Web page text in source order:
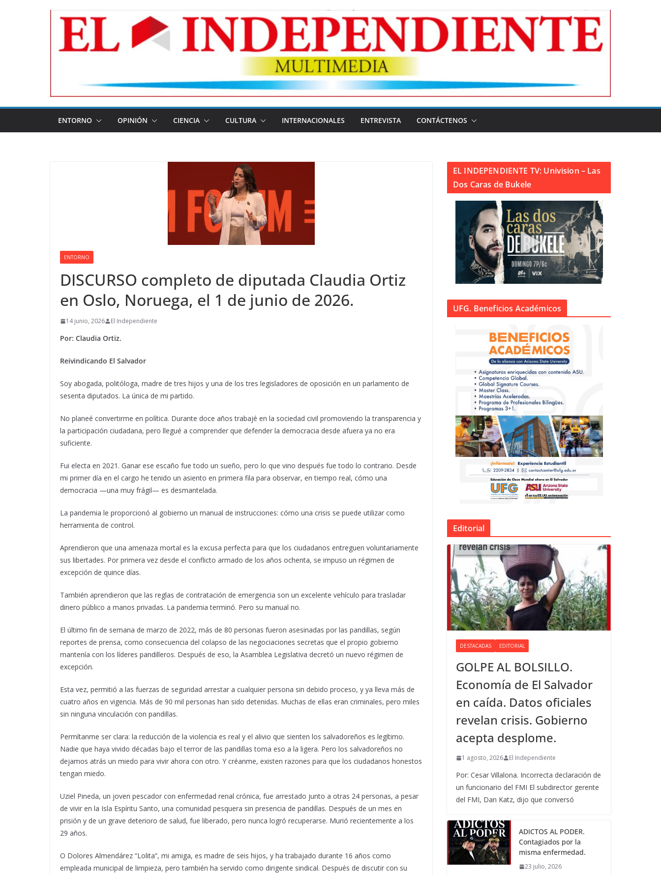
ENTORNO OPINIÓN CIENCIA CULTURA INTERNACIONALES ENTREVISTA CONTÁCTENOS
ENTORNO
DISCURSO completo de diputada Claudia Ortiz
en Oslo, Noruega, el 1 de junio de 2026.
14 junio, 2026 El Independiente
Por: Claudia Ortiz.
Reivindicando El Salvador
Soy abogada, politóloga, madre de tres hijos y una de los tres legisladores de oposición en un parlamento de
sesenta diputados. La única de mi partido.
No planeé convertirme en política. Durante doce años trabajé en la sociedad civil promoviendo la transparencia y
la participación ciudadana, pero llegué a comprender que defender la democracia desde afuera ya no era
suficiente.
Fui electa en 2021. Ganar ese escaño fue todo un sueño, pero lo que vino después fue todo lo contrario. Desde
mi primer día en el cargo he tenido un asiento en primera fila para observar, en tiempo real, cómo una
democracia —una muy frágil— es desmantelada.
La pandemia le proporcionó al gobierno un manual de instrucciones: cómo una crisis se puede utilizar como
herramienta de control.
Aprendieron que una amenaza mortal es la excusa perfecta para que los ciudadanos entreguen voluntariamente
sus libertades. Por primera vez desde el conflicto armado de los años ochenta, se impuso un régimen de
excepción de quince días.
También aprendieron que las reglas de contratación de emergencia son un excelente vehículo para trasladar
dinero público a manos privadas. La pandemia terminó. Pero su manual no.
El último fin de semana de marzo de 2022, más de 80 personas fueron asesinadas por las pandillas, según
reportes de prensa, como consecuencia del colapso de las negociaciones secretas que el propio gobierno
mantenía con los líderes pandilleros. Después de eso, la Asamblea Legislativa decretó un nuevo régimen de
excepción.
Esta vez, permitió a las fuerzas de seguridad arrestar a cualquier persona sin debido proceso, y ya lleva más de
cuatro años en vigencia. Más de 90 mil personas han sido detenidas. Muchas de ellas eran criminales, pero miles
sin ninguna vinculación con pandillas.
Permítanme ser clara: la reducción de la violencia es real y el alivio que sienten los salvadoreños es legítimo.
Nadie que haya vivido décadas bajo el terror de las pandillas toma eso a la ligera. Pero los salvadoreños no
dejamos atrás un miedo para vivir ahora con otro. Y créanme, existen razones para que los ciudadanos honestos
tengan miedo.
Uziel Pineda, un joven pescador con enfermedad renal crónica, fue arrestado junto a otras 24 personas, a pesar
de vivir en la Isla Espíritu Santo, una comunidad pesquera sin presencia de pandillas. Después de un mes en
prisión y de un grave deterioro de salud, fue liberado, pero nunca logró recuperarse. Murió recientemente a los
29 años.
O Dolores Almendárez “Lolita”, mi amiga, es madre de seis hijos, y ha trabajado durante 16 años como
empleada municipal de limpieza, pero también ha servido como dirigente sindical. Después de discutir con su
EL INDEPENDIENTE TV: Univision – Las
Dos Caras de Bukele
UFG. Beneficios Académicos
Editorial
DESTACADAS EDITORIAL
GOLPE AL BOLSILLO.
Economía de El Salvador
en caída. Datos oficiales
revelan crisis. Gobierno
acepta desplome.
1 agosto, 2026 El Independiente
Por: Cesar Villalona. Incorrecta declaración de
un funcionario del FMI El subdirector gerente
del FMI, Dan Katz, dijo que conversó
ADICTOS AL PODER.
Contagiados por la
misma enfermedad.
23 julio, 2026